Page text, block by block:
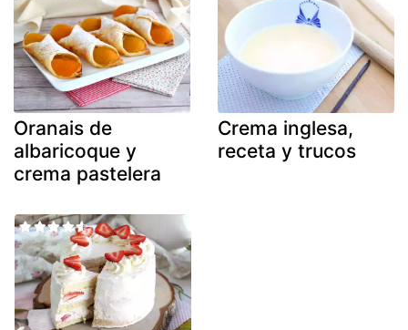
Oranais de
albaricoque y
crema pastelera
Crema inglesa,
receta y trucos